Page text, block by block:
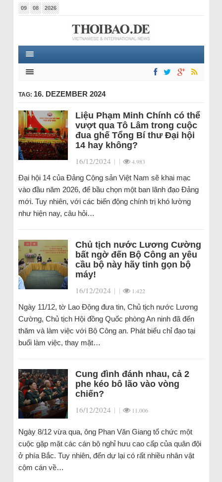
09 08 2026
TAG: 16. DEZEMBER 2024
Liệu Phạm Minh Chính có thể
vượt qua Tô Lâm trong cuộc
đua ghế Tổng Bí thư Đại hội
14 hay không?
16/12/2024 | | 4.983
Đại hội 14 của Đảng Cộng sản Việt Nam sẽ khai mạc
vào đầu năm 2026, để bầu chọn một ban lãnh đạo Đảng
mới. Tuy nhiên, với các biến động chính trị khó lường
như hiện nay, câu hỏi…
Chủ tịch nước Lương Cường
bất ngờ đến Bộ Công an yêu
cầu bộ này hãy tinh gọn bộ
máy!
16/12/2024 | | 1.422
Ngày 11/12, tờ Lao Động đưa tin, Chủ tịch nước Lương
Cường, Chủ tịch Hội đồng Quốc phòng An ninh đã đến
thăm và làm việc với Bộ Công an. Phát biểu chỉ đạo tại
buổi làm việc, thay mặt…
Cung đình đánh nhau, cả 2
phe kéo bô lão vào vòng
chiến?
16/12/2024 | | 11.006
Ngày 8/12 vừa qua, ông Phan Văn Giang tổ chức một
cuộc gặp mặt các cán bộ nghỉ hưu cao cấp của quân đội
ở phía Bắc. Tuy nhiên, đến dự lại có rất nhiều nhân vật
cộm cán về…